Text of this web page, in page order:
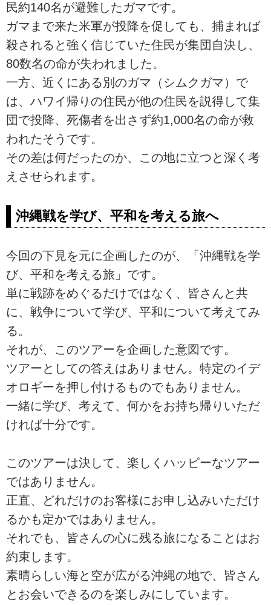
民約140名が避難したガマです。
ガマまで来た米軍が投降を促しても、捕まれば
殺されると強く信じていた住民が集団自決し、
80数名の命が失われました。
一方、近くにある別のガマ（シムクガマ）で
は、ハワイ帰りの住民が他の住民を説得して集
団で投降、死傷者を出さず約1,000名の命が救
われたそうです。
その差は何だったのか、この地に立つと深く考
えさせられます。
沖縄戦を学び、平和を考える旅へ
今回の下見を元に企画したのが、「沖縄戦を学
び、平和を考える旅」です。
単に戦跡をめぐるだけではなく、皆さんと共
に、戦争について学び、平和について考えてみ
る。
それが、このツアーを企画した意図です。
ツアーとしての答えはありません。特定のイデ
オロギーを押し付けるものでもありません。
一緒に学び、考えて、何かをお持ち帰りいただ
ければ十分です。
このツアーは決して、楽しくハッピーなツアー
ではありません。
正直、どれだけのお客様にお申し込みいただけ
るかも定かではありません。
それでも、皆さんの心に残る旅になることはお
約束します。
素晴らしい海と空が広がる沖縄の地で、皆さん
とお会いできるのを楽しみにしています。